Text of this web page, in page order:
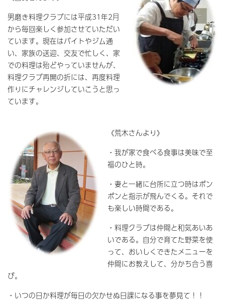
男磨き料理クラブには平成31年2月
から毎回楽しく参加させていただい
ています。現在はバイトやジム通
い、家族の送迎、交友で忙しく、家
での料理は殆どやっていませんが、
料理クラブ再開の折には、再度料理
作りにチャレンジしていこうと思っ
ています。
《荒木さんより》
・我が家で食べる食事は美味で至
福のひと時。
・妻と一緒に台所に立つ時はポン
ポンと指示が飛んでくる。それで
も楽しい時間である。
・料理クラブは仲間と和気あいあ
いである。自分で育てた野菜を使
って、おいしくできたメニューを
仲間にお教えして、分かち合う喜
び。
・いつの日か料理が毎日の欠かせぬ日課になる事を夢見て！！